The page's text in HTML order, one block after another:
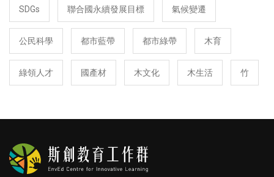
SDGs 聯合國永續發展目標 氣候變遷
公民科學 都市藍帶 都市綠帶 木育
綠領人才 國產材 木文化 木生活 竹